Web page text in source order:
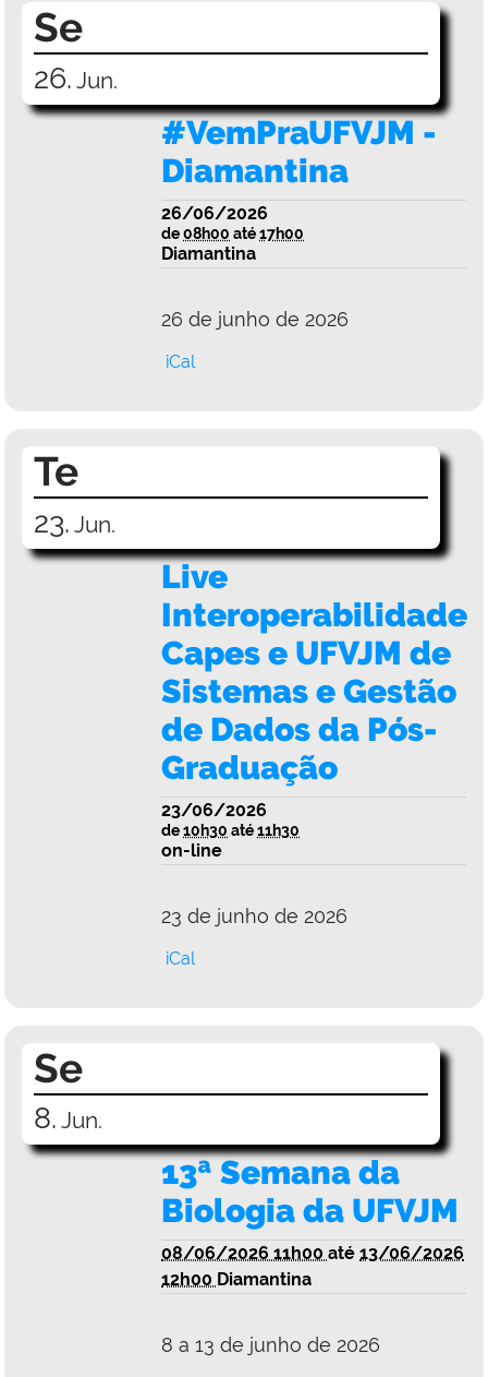
Se
26. Jun.
#VemPraUFVJM -
Diamantina
26/06/2026
de08h00 até17h00
Diamantina
26 de junho de 2026
iCal
Te
23. Jun.
Live
Interoperabilidade
Capes e UFVJM de
Sistemas e Gestão
de Dados da Pós-
Graduação
23/06/2026
de10h30 até11h30
on-line
23 de junho de 2026
iCal
Se
8. Jun.
13ª Semana da
Biologia da UFVJM
08/06/2026 11h00 até 13/06/2026
12h00 Diamantina
8 a 13 de junho de 2026